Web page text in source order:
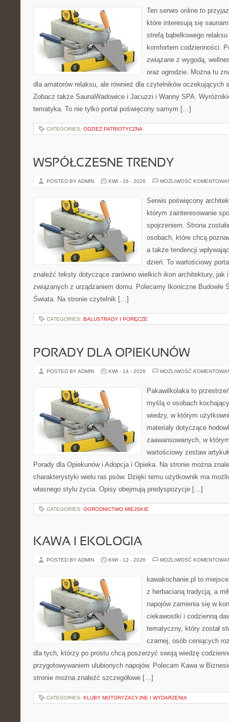
Ten serwis online to
które interesują się
strefą bąbelkowego
komfortem codzienności.
związane z wygodą,
oraz ogrodzie. Można tu
dla amatorów relaksu, ale również dla czytelników oczekujących
Zobacz także SaunaWadowice i Jacuzzi i Wanny SPA.
tematyka. To nie tylko portal poświęcony samym […]
CATEGORIES: ODZIEŻ PATRIOTYCZNA
WSPÓŁCZESNE TRENDY
POSTED BY ADMIN KWI - 16 - 2026 MOŻLIWOŚĆ
Serwis poświęcony
którym zainteresowanie
spojrzeniem. Strona
osobach, które chcą
a także tendencji
dzień. To wartościowy
znaleźć teksty dotyczące zarówno wielkich ikon architektury, jak
związanych z urządzaniem domu. Polecamy Ikoniczne Budowle
Świata. Na stronie czytelnik […]
CATEGORIES: BALUSTRADY I PORĘCZE
PORADY DLA OPIEKUNÓW
POSTED BY ADMIN KWI - 14 - 2026 MOŻLIWOŚĆ
Pakawilkolaka to
myślą o osobach
wiedzy, w którym
materiały dotyczące
zaawansowanych, w
wartościowy zestaw
Porady dla Opiekunów i Adopcja i Opieka. Na stronie można
charakterystyki wielu ras psów. Dzięki temu użytkownik ma
własnego stylu życia. Opisy obejmują predyspozycje […]
CATEGORIES: OGRODNICTWO MIEJSKIE
KAWA I EKOLOGIA
POSTED BY ADMIN KWI - 12 - 2026 MOŻLIWOŚĆ
kawakochanie.pl to
z herbacianą tradycją, a
napojów zamienia się w
ciekawostki i codzienną
tematyczny, który został
czarnej, osób ceniących
dla tych, którzy po prostu chcą poszerzyć swoją wiedzę
przygotowywaniem ulubionych napojów. Polecam Kawa w
stronie można znaleźć szczegółowe […]
CATEGORIES: KLUBY MOTORYZACYJNE I WYDARZENIA